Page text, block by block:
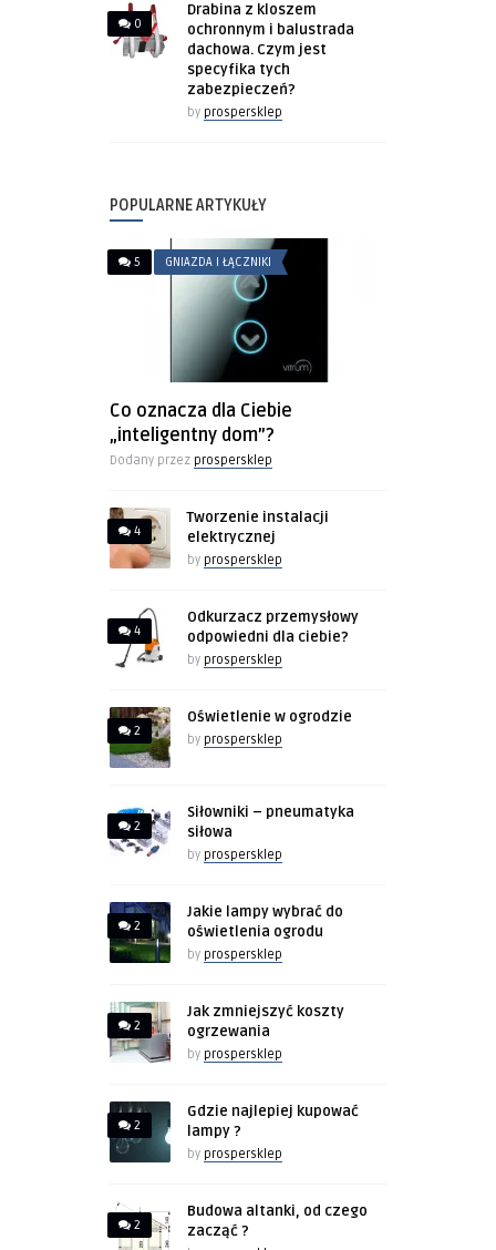
0
Drabina z kloszem
ochronnym i balustrada
dachowa. Czym jest
specyfika tych
zabezpieczeń?
by prospersklep
POPULARNE ARTYKUŁY
5 GNIAZDA I ŁĄCZNIKI
Co oznacza dla Ciebie
„inteligentny dom”?
Dodany przez prospersklep
4
Tworzenie instalacji
elektrycznej
by prospersklep
4
Odkurzacz przemysłowy
odpowiedni dla ciebie?
by prospersklep
2
Oświetlenie w ogrodzie
by prospersklep
2
Siłowniki – pneumatyka
siłowa
by prospersklep
2
Jakie lampy wybrać do
oświetlenia ogrodu
by prospersklep
2
Jak zmniejszyć koszty
ogrzewania
by prospersklep
2
Gdzie najlepiej kupować
lampy ?
by prospersklep
2
Budowa altanki, od czego
zacząć ?